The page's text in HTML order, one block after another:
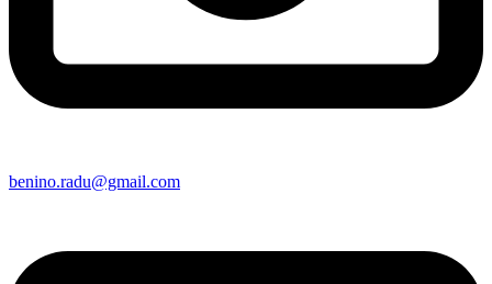
benino.radu@gmail.com